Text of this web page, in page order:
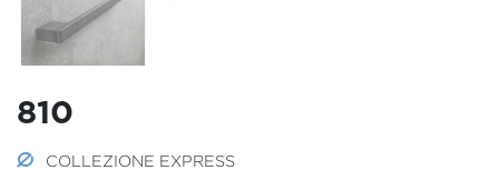
810
COLLEZIONE EXPRESS